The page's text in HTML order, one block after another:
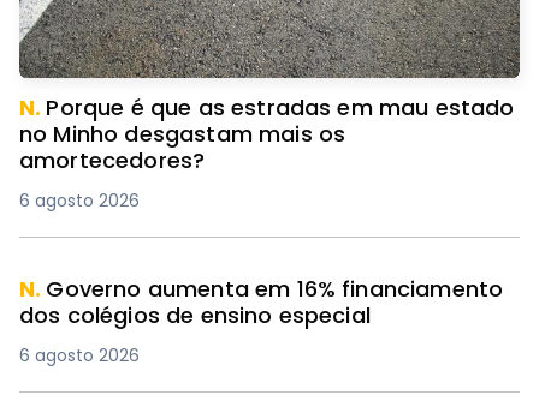
N. Porque é que as estradas em mau estado
no Minho desgastam mais os
amortecedores?
6 agosto 2026
N. Governo aumenta em 16% financiamento
dos colégios de ensino especial
6 agosto 2026